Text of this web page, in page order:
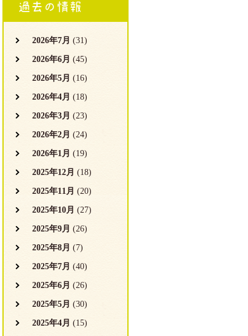
過去の情報
2026年7月 (31)
2026年6月 (45)
2026年5月 (16)
2026年4月 (18)
2026年3月 (23)
2026年2月 (24)
2026年1月 (19)
2025年12月 (18)
2025年11月 (20)
2025年10月 (27)
2025年9月 (26)
2025年8月 (7)
2025年7月 (40)
2025年6月 (26)
2025年5月 (30)
2025年4月 (15)